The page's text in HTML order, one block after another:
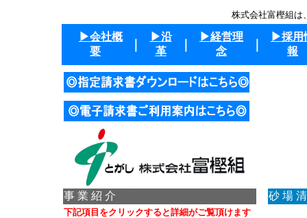
株式会社富樫組は
▶会社概
要
▶沿
革
▶経営理
念
▶採用
報
事 業 紹 介 砂 場
下記項目をクリックすると詳細がご覧頂けます